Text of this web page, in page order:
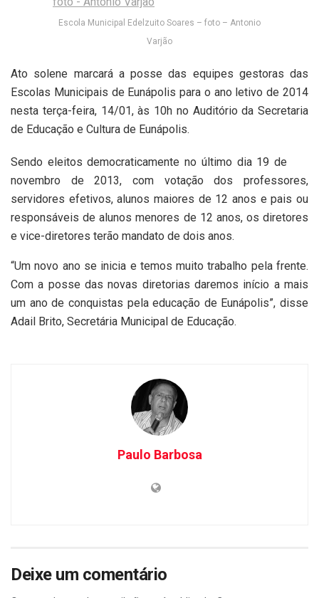
Escola Municipal Edelzuito Soares – foto – Antonio
Varjão
Ato solene marcará a posse das equipes gestoras das
Escolas Municipais de Eunápolis para o ano letivo de 2014
nesta terça-feira, 14/01, às 10h no Auditório da Secretaria
de Educação e Cultura de Eunápolis.
Sendo eleitos democraticamente no último dia 19 de
novembro de 2013, com votação dos professores,
servidores efetivos, alunos maiores de 12 anos e pais ou
responsáveis de alunos menores de 12 anos, os diretores
e vice-diretores terão mandato de dois anos.
“Um novo ano se inicia e temos muito trabalho pela frente.
Com a posse das novas diretorias daremos início a mais
um ano de conquistas pela educação de Eunápolis”, disse
Adail Brito, Secretária Municipal de Educação.
Paulo Barbosa
Deixe um comentário